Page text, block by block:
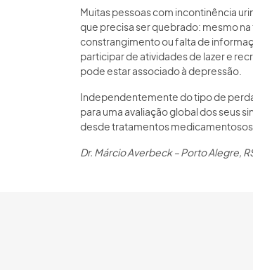
Muitas pessoas com incontinência
que precisa ser quebrado: mesmo
constrangimento ou falta de
participar de atividades de lazer e
pode estar associado à depressão.
Independentemente do tipo de
para uma avaliação global dos seus
desde tratamentos
Dr. Márcio Averbeck – Porto Alegre,